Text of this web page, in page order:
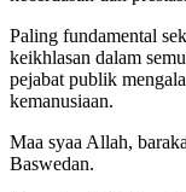
Paling fundamental
keikhlasan dalam
pejabat publik
kemanusiaan.
Maa syaa Allah,
Baswedan.